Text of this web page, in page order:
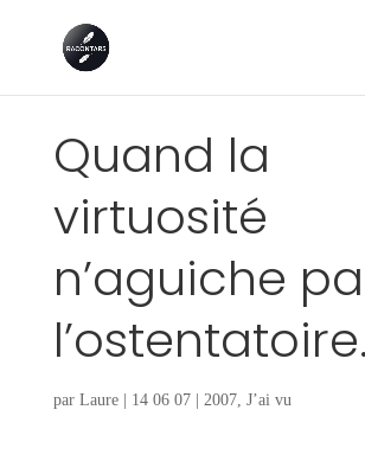
Quand la
virtuosité
n’aguiche
par Laure| 14 06 07| 2007, J’ai vu